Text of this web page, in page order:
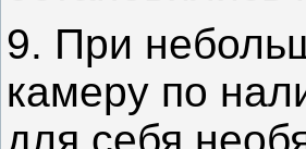
9. При
камеру по